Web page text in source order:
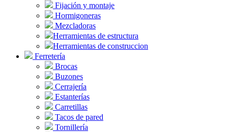
Fijación y montaje
Hormigoneras
Mezcladoras
Herramientas de estructura
Herramientas de construccion
Ferretería
Brocas
Buzones
Cerrajería
Estanterías
Carretillas
Tacos de pared
Tornillería